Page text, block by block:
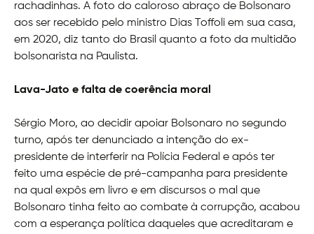
rachadinhas. A foto do caloroso abraço de Bolsonaro
aos ser recebido pelo ministro Dias Toffoli em sua casa,
em 2020, diz tanto do Brasil quanto a foto da multidão
bolsonarista na Paulista.
Lava-Jato e falta de coerência moral
Sérgio Moro, ao decidir apoiar Bolsonaro no segundo
turno, após ter denunciado a intenção do ex-
presidente de interferir na Polícia Federal e após ter
feito uma espécie de pré-campanha para presidente
na qual expôs em livro e em discursos o mal que
Bolsonaro tinha feito ao combate à corrupção, acabou
com a esperança política daqueles que acreditaram e